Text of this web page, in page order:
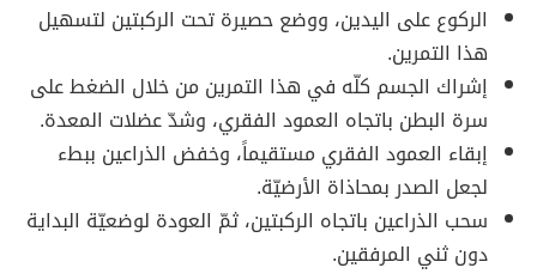
الركوع على اليدين، ووضع حصيرة تحت الركبتين لتسهيل
هذا التمرين.
إشراك الجسم كلّه في هذا التمرين من خلال الضغط على
سرة البطن باتجاه العمود الفقري، وشدّ عضلات المعدة.
إبقاء العمود الفقري مستقيماً، وخفض الذراعين ببطء
لجعل الصدر بمحاذاة الأرضيّة.
سحب الذراعين باتجاه الركبتين، ثمّ العودة لوضعيّة البداية
دون ثني المرفقين.